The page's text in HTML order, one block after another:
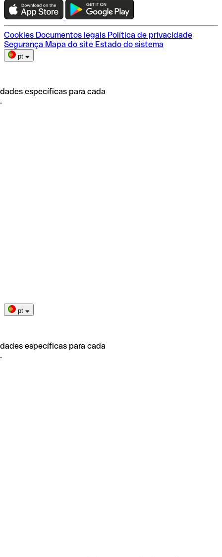
Escolha do plano
Cookies Documentos legais Política de privacidade
Segurança Mapa do site Estado do sistema
pt
específicas para cada
pt
específicas para cada